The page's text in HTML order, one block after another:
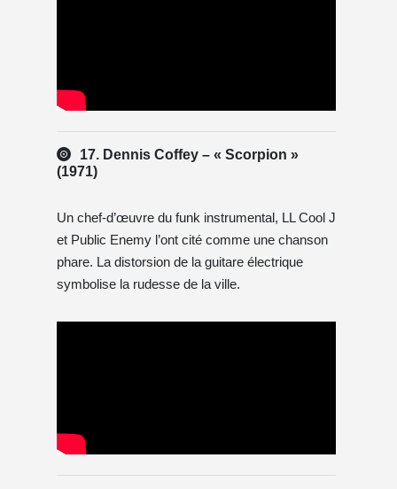
17. Dennis Coffey – « Scorpion »
(1971)
Un chef-d’œuvre du funk instrumental, LL Cool J
et Public Enemy l’ont cité comme une chanson
phare. La distorsion de la guitare électrique
symbolise la rudesse de la ville.